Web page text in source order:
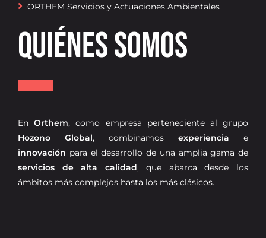
ORTHEM Servicios y Actuaciones Ambientales
QUIÉNES SOMOS
EnOrthem, como empresa perteneciente al grupo
Hozono Global, combinamos experiencia e
innovación para el desarrollo de una amplia gama de
servicios de alta calidad, que abarca desde los
ámbitos más complejos hasta los más clásicos.